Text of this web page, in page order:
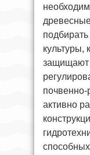
культуры,
защищают
активно